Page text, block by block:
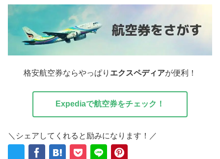
格安航空券ならやっぱり エクスペディアが便利！
Expediaで航空券をチェック！
＼シェアしてくれると励みになります！／